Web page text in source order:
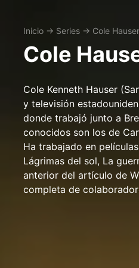
Inicio → Series → Cole Hauser
Cole
Cole Kenneth Hauser
y televisión
donde trabajó junto a
conocidos son los de
Ha trabajado en
Lágrimas del sol, La
anterior del artículo de
completa de